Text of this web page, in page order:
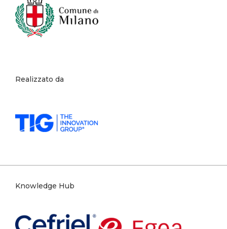
Realizzato da
Knowledge Hub